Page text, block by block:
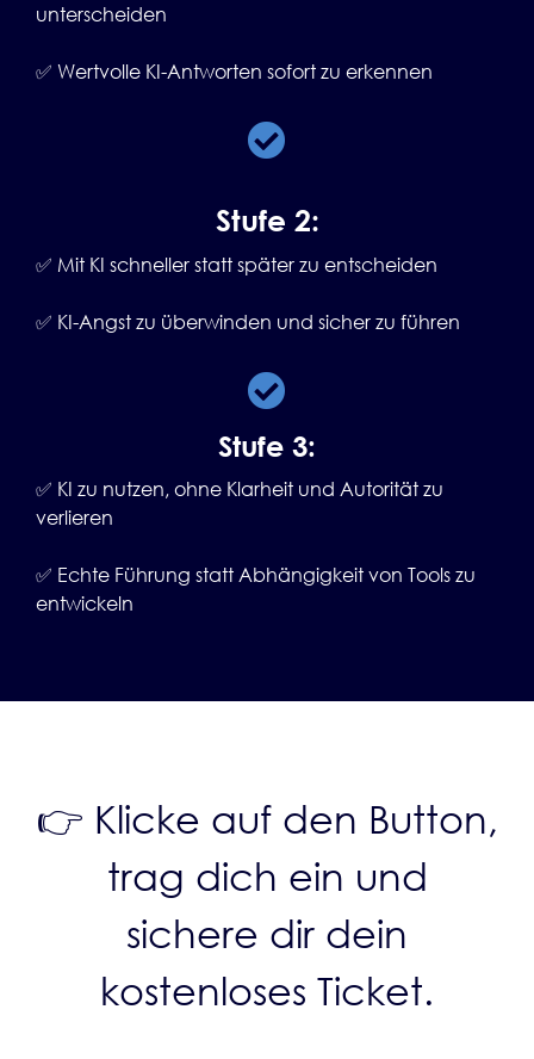
unterscheiden
✅ Wertvolle KI-Antworten sofort zu erkennen
Stufe 2:
✅ Mit KI schneller statt später zu entscheiden
✅ KI-Angst zu überwinden und sicher zu führen
Stufe 3:
✅ KI zu nutzen, ohne Klarheit und Autorität zu
verlieren
✅ Echte Führung statt Abhängigkeit von Tools zu
entwickeln
👉 Klicke auf den Button,
trag dich ein und
sichere dir dein
kostenloses Ticket.